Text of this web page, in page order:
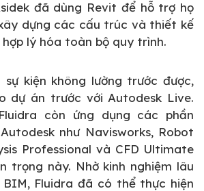
đã dùng Revit để hỗ trợ họ
dựng các cấu trúc và thiết kế
lý hóa toàn bộ quy trình.
kiện không lường trước được,
dự án trước với Autodesk Live.
còn ứng dụng các phần
như Navisworks, Robot
Professional và CFD Ultimate
trọng này. Nhờ kinh nghiệm lâu
Fluidra đã có thể thực hiện